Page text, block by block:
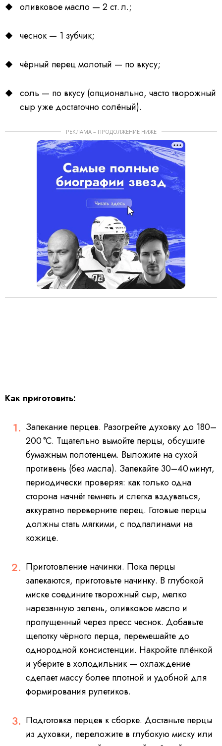
оливковое масло — 2 ст. л.;
чеснок — 1 зубчик;
чёрный перец молотый — по вкусу;
соль — по вкусу (опционально, часто творожный
сыр уже достаточно солёный).
РЕКЛАМА – ПРОДОЛЖЕНИЕ НИЖЕ
Как приготовить:
Запекание перцев. Разогрейте духовку до 180–
200 °C. Тщательно вымойте перцы, обсушите
бумажным полотенцем. Выложите на сухой
противень (без масла). Запекайте 30–40 минут,
периодически проверяя: как только одна
сторона начнёт темнеть и слегка вздуваться,
аккуратно переверните перец. Готовые перцы
должны стать мягкими, с подпалинами на
кожице.
Приготовление начинки. Пока перцы
запекаются, приготовьте начинку. В глубокой
миске соедините творожный сыр, мелко
нарезанную зелень, оливковое масло и
пропущенный через пресс чеснок. Добавьте
щепотку чёрного перца, перемешайте до
однородной консистенции. Накройте плёнкой
и уберите в холодильник — охлаждение
сделает массу более плотной и удобной для
формирования рулетиков.
Подготовка перцев к сборке. Достаньте перцы
из духовки, переложите в глубокую миску или